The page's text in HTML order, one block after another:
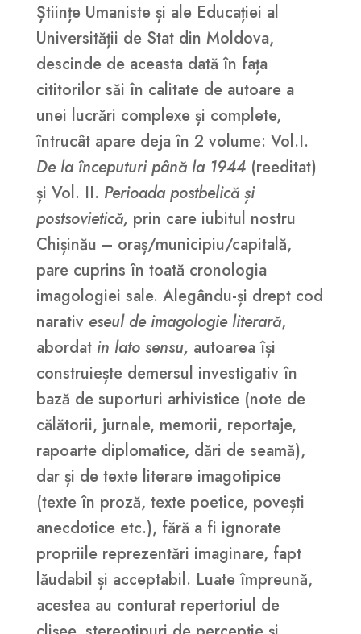
Științe Umaniste și ale Educației al
Universității de Stat din Moldova,
descinde de aceasta dată în fața
cititorilor săi în calitate de autoare a
unei lucrări complexe și complete,
întrucât apare deja în 2 volume: Vol.I.
De la începuturi până la 1944 (reeditat)
și Vol. II. Perioada postbelică și
postsovietică, prin care iubitul nostru
Chișinău – oraș/municipiu/capitală,
pare cuprins în toată cronologia
imagologiei sale. Alegându-și drept cod
narativ eseul de imagologie literară,
abordat in lato sensu, autoarea își
construiește demersul investigativ în
bază de suporturi arhivistice (note de
călătorii, jurnale, memorii, reportaje,
rapoarte diplomatice, dări de seamă),
dar și de texte literare imagotipice
(texte în proză, texte poetice, povești
anecdotice etc.), fără a fi ignorate
propriile reprezentări imaginare, fapt
lăudabil și acceptabil. Luate împreună,
acestea au conturat repertoriul de